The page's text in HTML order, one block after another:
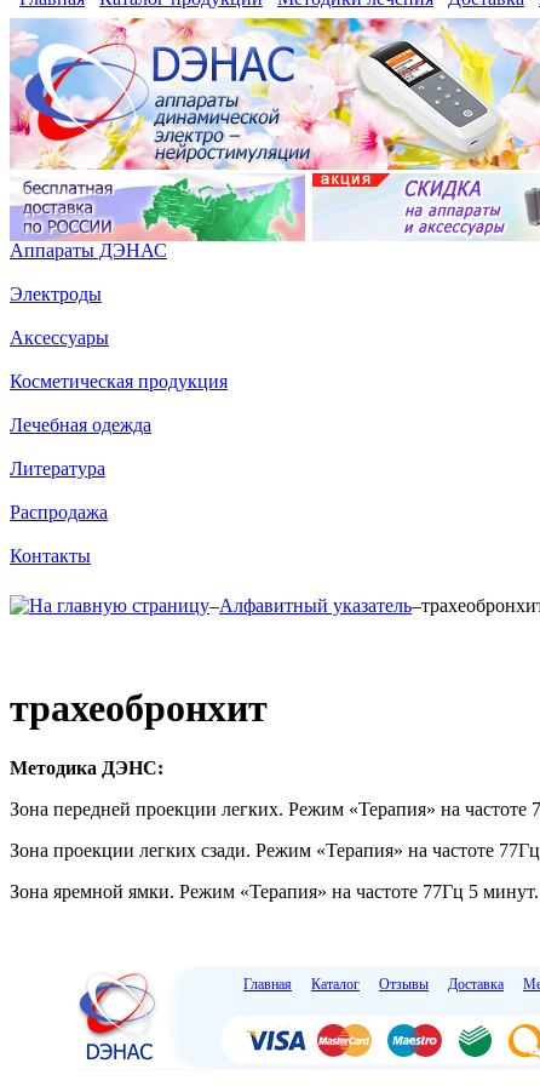
Аппараты ДЭНАС
Электроды
Аксессуары
Косметическая продукция
Лечебная одежда
Литература
Распродажа
Контакты
–Алфавитный указатель–
трахеобронхит
Методика ДЭНС:
Зона передней проекции легких. Режим «Терапия» на
Зона проекции легких сзади. Режим «Терапия» на частоте
Зона яремной ямки. Режим «Терапия» на частоте 77Гц 5
Главная Каталог Отзывы Доставка